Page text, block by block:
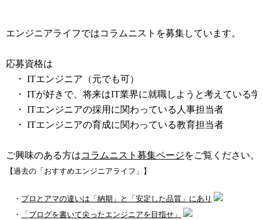
エンジニアライフではコラムニストを募集しています。
応募資格は
・ ITエンジニア（元でも可）
・ ITが好きで、将来はIT業界に就職しようと考えている学
・ ITエンジニアの採用に関わっている人事担当者
・ ITエンジニアの育成に関わっている教育担当者
ご興味のある方はコラムニスト募集ページをご覧ください。
【過去の「おすすめエンジニアライフ」】
・ プロとアマの違いは「納期」と「安定した品質」にあり
・
「ブログを書いて尖ったエンジニアを目指せ」